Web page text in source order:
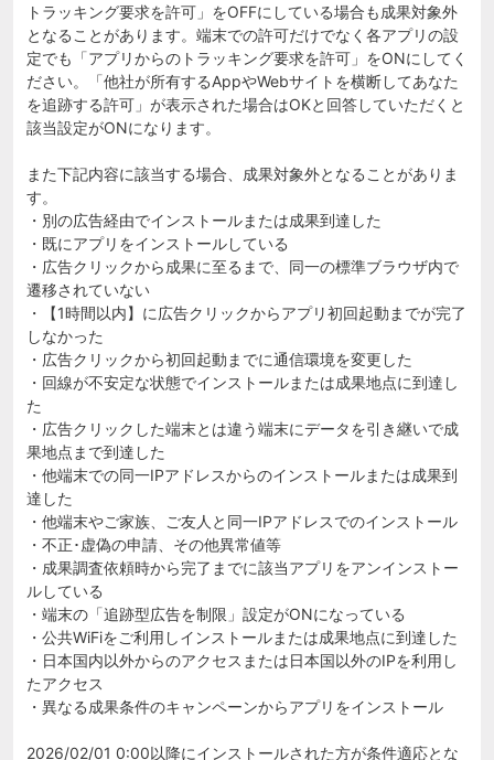
トラッキング要求を許可」をOFFにしている場合も成果対象外
となることがあります。端末での許可だけでなく各アプリの設
定でも「アプリからのトラッキング要求を許可」をONにしてく
ださい。「他社が所有するAppやWebサイトを横断してあなた
を追跡する許可」が表示された場合はOKと回答していただくと
該当設定がONになります。
また下記内容に該当する場合、成果対象外となることがありま
す。
・別の広告経由でインストールまたは成果到達した
・既にアプリをインストールしている
・広告クリックから成果に至るまで、同一の標準ブラウザ内で
遷移されていない
・【1時間以内】に広告クリックからアプリ初回起動までが完了
しなかった
・広告クリックから初回起動までに通信環境を変更した
・回線が不安定な状態でインストールまたは成果地点に到達し
た
・広告クリックした端末とは違う端末にデータを引き継いで成
果地点まで到達した
・他端末での同一IPアドレスからのインストールまたは成果到
達した
・他端末やご家族、ご友人と同一IPアドレスでのインストール
・不正･虚偽の申請、その他異常値等
・成果調査依頼時から完了までに該当アプリをアンインストー
ルしている
・端末の「追跡型広告を制限」設定がONになっている
・公共WiFiをご利用しインストールまたは成果地点に到達した
・日本国内以外からのアクセスまたは日本国以外のIPを利用し
たアクセス
・異なる成果条件のキャンペーンからアプリをインストール
2026/02/01 0:00以降にインストールされた方が条件適応とな